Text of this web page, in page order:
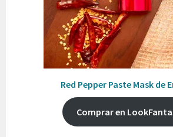
Red Pepper Paste Mask de
Comprar en